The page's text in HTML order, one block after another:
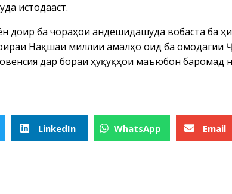
истодааст.
доир ба чораҳои андешидашуда вобаста ба
Нақшаи миллии амалҳо оид ба омодагии
дар бораи ҳуқуқҳои маъюбон баромад
LinkedIn WhatsApp Email